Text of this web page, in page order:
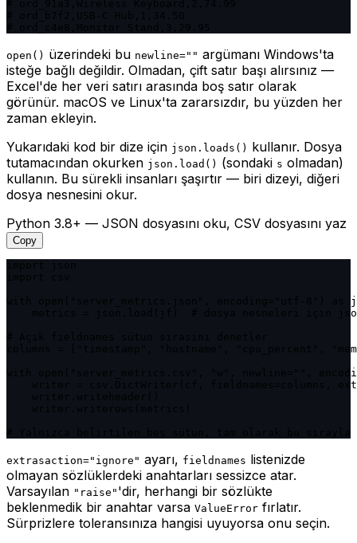
open() üzerindeki bu newline="" argümanı Windows'ta
isteğe bağlı değildir. Olmadan, çift satır başı alırsınız —
Excel'de her veri satırı arasında boş satır olarak
görünür. macOS ve Linux'ta zararsızdır, bu yüzden her
zaman ekleyin.
Yukarıdaki kod bir dize için json.loads() kullanır. Dosya
tutamacından okurken json.load() (sondaki s olmadan)
kullanın. Bu sürekli insanları şaşırtır — biri dizeyi, diğeri
dosya nesnesini okur.
Python 3.8+ — JSON dosyasını oku, CSV dosyasını yaz
Copy
with open("server_metrics.json", encoding="utf-8") as
metrics = json.load(jf)  # dosya nesneleri için
columns = ["timestamp", "hostname", "cpu_percent",
with open("server_metrics.csv", "w", newline="",
writer = csv.DictWriter(cf, fieldnames=columns,
extrasaction="ignore" ayarı, fieldnames listenizde
olmayan sözlüklerdeki anahtarları sessizce atar.
Varsayılan "raise" 'dir, herhangi bir sözlükte
beklenmedik bir anahtar varsa ValueError fırlatır.
Sürprizlere toleransınıza hangisi uyuyorsa onu seçin.